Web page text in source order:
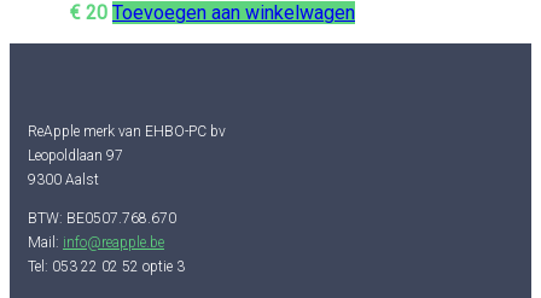
€ 20 Toevoegen aan winkelwagen
ReApple merk van EHBO-PC bv
Leopoldlaan 97
9300 Aalst
BTW: BE0507.768.670
Mail: info@reapple.be
Tel: 053 22 02 52 optie 3